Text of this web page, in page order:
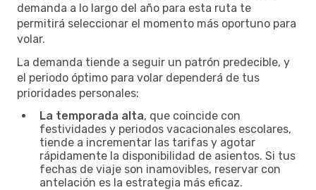
demanda a lo largo del año para esta ruta te
permitirá seleccionar el momento más oportuno para
volar.
La demanda tiende a seguir un patrón predecible, y
el periodo óptimo para volar dependerá de tus
prioridades personales:
La temporada alta, que coincide con
festividades y periodos vacacionales escolares,
tiende a incrementar las tarifas y agotar
rápidamente la disponibilidad de asientos. Si tus
fechas de viaje son inamovibles, reservar con
antelación es la estrategia más eficaz.